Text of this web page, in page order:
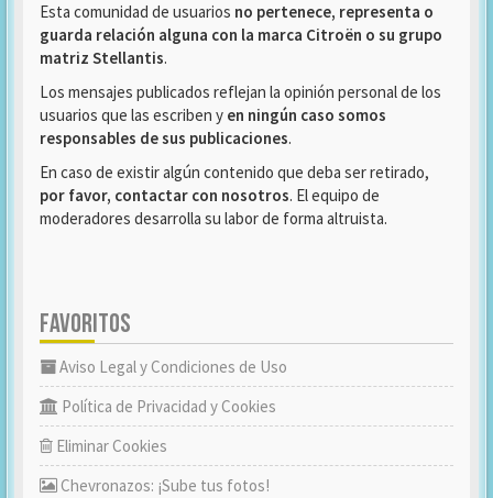
Esta comunidad de usuarios no pertenece, representa o
guarda relación alguna con la marca Citroën o su grupo
matriz Stellantis.
Los mensajes publicados reflejan la opinión personal de los
usuarios que las escriben y en ningún caso somos
responsables de sus publicaciones.
En caso de existir algún contenido que deba ser retirado,
por favor, contactar con nosotros. El equipo de
moderadores desarrolla su labor de forma altruista.
FAVORITOS
Aviso Legal y Condiciones de Uso
Política de Privacidad y Cookies
Eliminar Cookies
Chevronazos: ¡Sube tus fotos!